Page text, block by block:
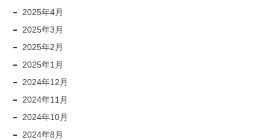
2025年4月
2025年3月
2025年2月
2025年1月
2024年12月
2024年11月
2024年10月
2024年8月